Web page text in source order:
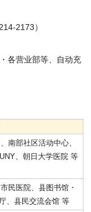
2173）
各营业部等、自动充
南部社区活动中心、
、朝日大学医院 等
民医院、县图书馆・
、县民交流会馆 等